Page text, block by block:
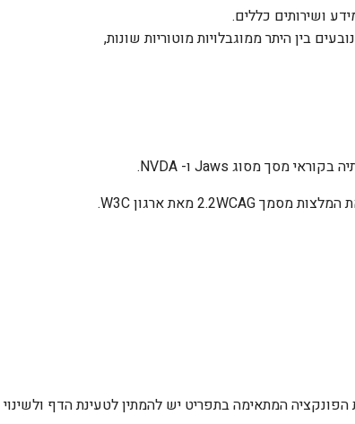
בין היתר ממוגבלויות מוטוריות שונות,
בקוראי מסך מסוג Jaws ו- NVDA
.
המלצות מסמךWCAG2.2 מאת ארגון W3C
.
המתאימה בתפריט יש להמתין לטעינת הדף ולשינוי